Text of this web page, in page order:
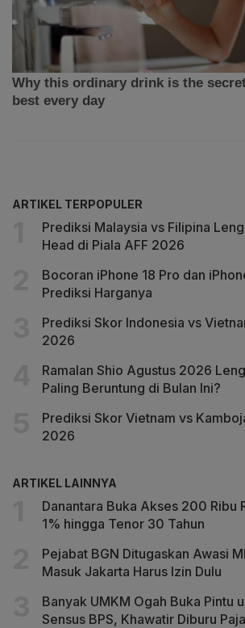
ARTIKEL TERPOPULER
Prediksi Malaysia vs Filipina
Head di Piala AFF 2026
Bocoran iPhone 18 Pro dan
Prediksi Harganya
Prediksi Skor Indonesia vs
2026
Ramalan Shio Agustus 2026
Paling Beruntung di Bulan Ini?
Prediksi Skor Vietnam vs
2026
ARTIKEL LAINNYA
Danantara Buka Akses 200 Ribu
1% hingga Tenor 30 Tahun
Pejabat BGN Ditugaskan Awasi
Masuk Jakarta Harus Izin Dulu
Banyak UMKM Ogah Buka Pintu
Sensus BPS, Khawatir Diburu